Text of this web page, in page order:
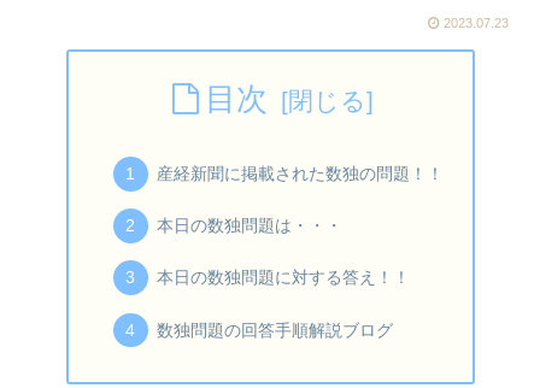
2023.07.23
目次
産経新聞に掲載された数独の問題！！
本日の数独問題は・・・
本日の数独問題に対する答え！！
数独問題の回答手順解説ブログ